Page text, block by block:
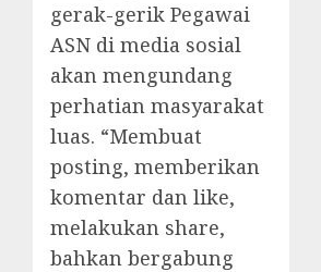
gerak-gerik Pegawai
ASN di media sosial
akan mengundang
perhatian masyarakat
luas. “Membuat
posting, memberikan
komentar dan like,
melakukan share,
bahkan bergabung